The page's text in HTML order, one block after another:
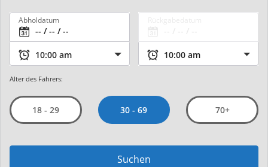
Abholdatum
Alter des Fahrers:
18 - 29 30 - 69 70+
Suchen